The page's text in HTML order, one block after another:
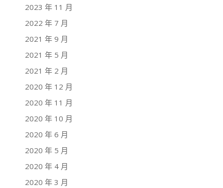
2023 年 11 月
2022 年 7 月
2021 年 9 月
2021 年 5 月
2021 年 2 月
2020 年 12 月
2020 年 11 月
2020 年 10 月
2020 年 6 月
2020 年 5 月
2020 年 4 月
2020 年 3 月